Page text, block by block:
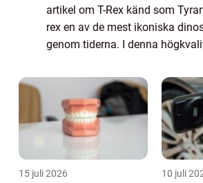
artikel om T-Rex känd som
rex en av de mest ikoniska
genom tiderna. I denna
alla viktiga fakta om T-Rex och
15 juli 2026 10 juli